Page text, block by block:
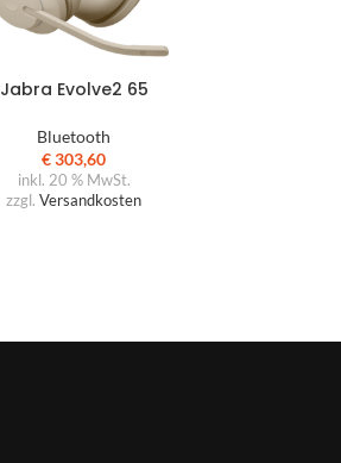
Jabra Evolve2 65
Bluetooth
€303,60
inkl. 20 % MwSt.
zzgl. Versandkosten